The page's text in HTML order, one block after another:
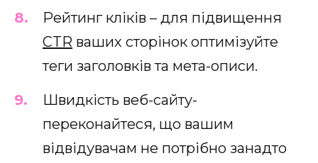
Рейтинг кліків – для підвищення
CTR ваших сторінок оптимізуйте
теги заголовків та мета-описи.
Швидкість веб-сайту-
переконайтеся, що вашим
відвідувачам не потрібно занадто